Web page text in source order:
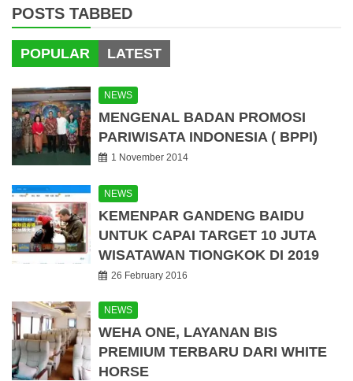
POSTS TABBED
POPULAR LATEST
NEWS
MENGENAL BADAN PROMOSI
PARIWISATA INDONESIA ( BPPI)
1 November 2014
NEWS
KEMENPAR GANDENG BAIDU
UNTUK CAPAI TARGET 10 JUTA
WISATAWAN TIONGKOK DI 2019
26 February 2016
NEWS
WEHA ONE, LAYANAN BIS
PREMIUM TERBARU DARI WHITE
HORSE